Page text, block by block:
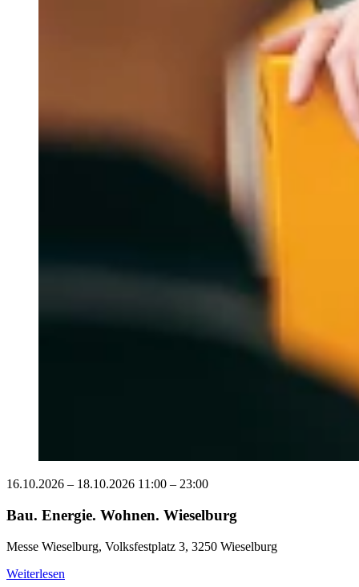
16.10.2026 – 18.10.2026 11:00 – 23:00
Bau. Energie. Wohnen. Wieselburg
Messe Wieselburg, Volksfestplatz 3, 3250 Wieselburg
Weiterlesen